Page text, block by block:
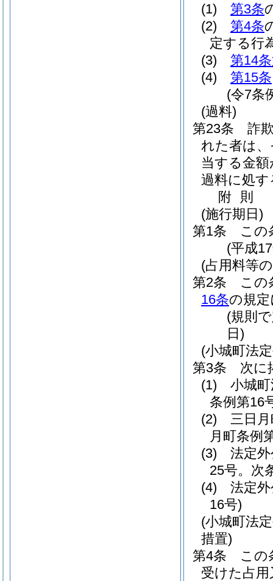
(1)
第3条
(2)
第4条
定する行
(3)
第14
(4)
第15条
(令7条
(過料)
第23条
詐
れた者は
当する金
過料に処す
附 則
(施行期日)
第1条
この
(平成
(占用料等
第2条
この
16条の規
(規則
日)
(小城町法
第3条
次に
(1)
小城
条例第16
(2)
三日
月町条例
(3)
法定
25号。次
(4)
法定
16号)
(小城町法
措置)
第4条
この
受けた占